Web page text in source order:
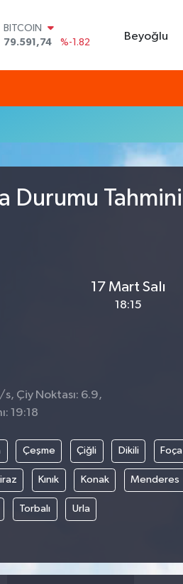
BITCOIN
79.591,74
%-1.82
45,43620
%0.02
BİST100
Beyoğlu
Durumu Tahmini
17 Mart Salı
18:15
s, Çiy Noktası: 6.9,
19:18
Çeşme Çiğli Dikili Foça
Kınık Konak Menderes
Torbalı Urla